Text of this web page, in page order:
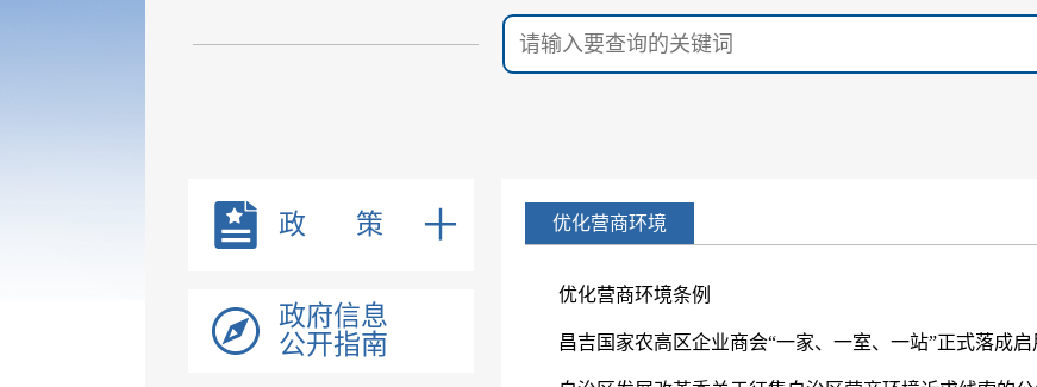
政 策
政府信息
公开指南
优化营商环境
优化营商环境条例
昌吉国家农高区企业商会“一家、一室、一站”正式落成启